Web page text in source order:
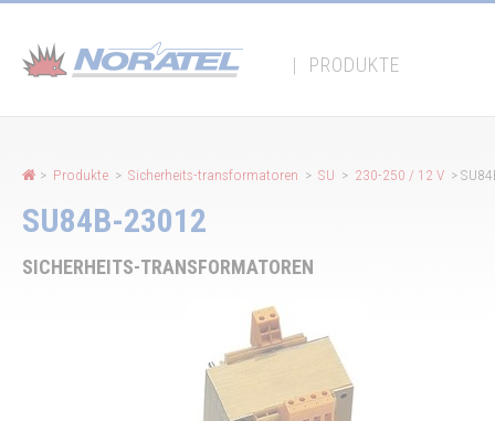
| PRODUKTE
> Produkte > Sicherheits-transformatoren > SU > 230-250 / 12 V >
SU84B-23012
SICHERHEITS-TRANSFORMATOREN
Cookie-Einstellungen